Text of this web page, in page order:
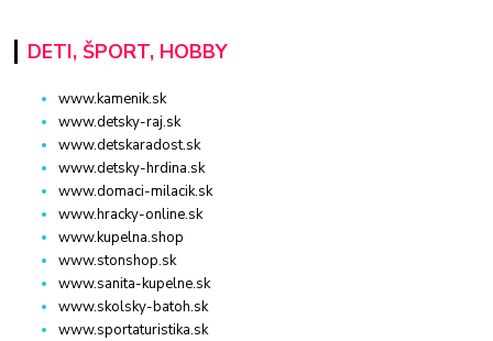
DETI, ŠPORT, HOBBY
www.kamenik.sk
www.detsky-raj.sk
www.detskaradost.sk
www.detsky-hrdina.sk
www.domaci-milacik.sk
www.hracky-online.sk
www.kupelna.shop
www.stonshop.sk
www.sanita-kupelne.sk
www.skolsky-batoh.sk
www.sportaturistika.sk